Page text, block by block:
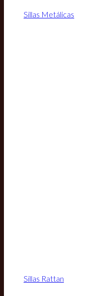
Sillas Metálicas
Sillas Rattan